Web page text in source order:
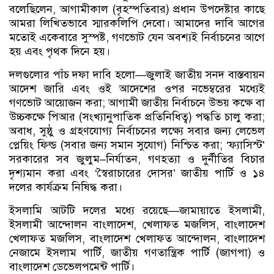
বলেছিলেন, আগামীকাল (বৃহস্পতিবার) প্রধান উপদেষ্টার কাছে
আমরা লিখিতভাবে স্মারকলিপি দেবো। আমাদের দাবি আগের
মতোই একেবারে সুস্পষ্ট, গণভোট যেন অবশ্যই নির্বাচনের আগে
হয় এবং পৃথক দিনে হয়।
দলগুলোর পাঁচ দফা দাবি হলো—জুলাই জাতীয় সনদ বাস্তবায়ন
আদেশ জারি এবং ওই আদেশের ওপর নভেম্বরের মধ্যেই
গণভোট আয়োজন করা; আগামী জাতীয় নির্বাচনে উভয় কক্ষে বা
উচ্চকক্ষে পিআর (সংখ্যানুপাতিক প্রতিনিধিত্ব) পদ্ধতি চালু করা;
অবাধ, সুষ্ঠু ও গ্রহণযোগ্য নির্বাচনের লক্ষ্যে সবার জন্য লেভেল
প্লেয়িং ফিল্ড (সবার জন্য সমান সুযোগ) নিশ্চিত করা; ‘ফ্যাসিস্ট’
সরকারের সব জুলুম–নির্যাতন, গণহত্যা ও দুর্নীতির বিচার
দৃশ্যমান করা এবং ‘স্বৈরাচারের দোসর’ জাতীয় পার্টি ও ১৪
দলের কার্যক্রম নিষিদ্ধ করা।
ইসলামি আটটি দলের মধ্যে রয়েছে—জামায়াতে ইসলামী,
ইসলামী আন্দোলন বাংলাদেশ, খেলাফত মজলিস, বাংলাদেশ
খেলাফত মজলিস, বাংলাদেশ খেলাফত আন্দোলন, বাংলাদেশ
নেজামে ইসলাম পার্টি, জাতীয় গণতান্ত্রিক পার্টি (জাগপা) ও
বাংলাদেশ ডেভেলপমেন্ট পার্টি।